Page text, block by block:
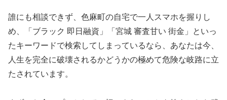
誰にも相談できず、色麻町の自宅で一人スマホを握りし
め、「ブラック 即日融資」「宮城 審査甘い 街金」といっ
たキーワードで検索してしまっているなら、あなたは今、
人生を完全に破壊されるかどうかの極めて危険な岐路に立
たされています。